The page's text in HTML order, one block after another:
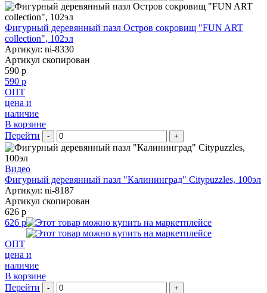
Фигурный деревянный пазл Остров сокровищ "FUN ART
collection", 102эл
Артикул: ni-8330
Артикул скопирован
590 р
590 р
ОПТ
цена и
наличие
В корзине
Перейти
- +
Видео
Фигурный деревянный пазл "Калининград" Citypuzzles, 100эл
Артикул: ni-8187
Артикул скопирован
626 р
626 р
ОПТ
цена и
наличие
В корзине
Перейти
- +